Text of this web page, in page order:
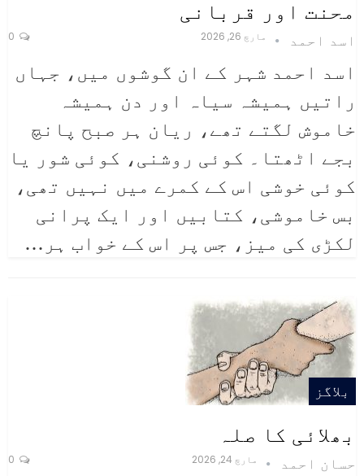
محنت اور قربانی
اسد احمد مارچ 26, 2026
اسد احمد شہر کے ان گوشوں میں، جہاں
راتیں ہمیشہ سیاہ اور دن ہمیشہ
خاموش لگتے تھے، ریان ہر صبح پانچ
بجے اٹھتا۔ کوئی روشنی، کوئی شور یا
کوئی خوشی اس کے کمرے میں نہیں تھی،
بس خاموشی، کتابیں اور ایک پرانی
لکڑی کی میز، جس پر اس کے خواب ہر …
بلاگز
بھلائی کا صلہ
حسان احمد مارچ 24, 2026